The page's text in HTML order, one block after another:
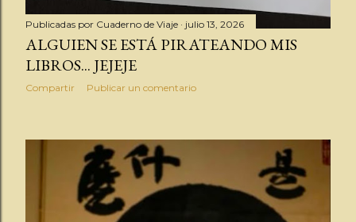
Publicadas por Cuaderno de Viaje julio 13, 2026
ALGUIEN SE ESTÁ PIRATEANDO MIS
LIBROS... JEJEJE
Compartir Publicar un comentario